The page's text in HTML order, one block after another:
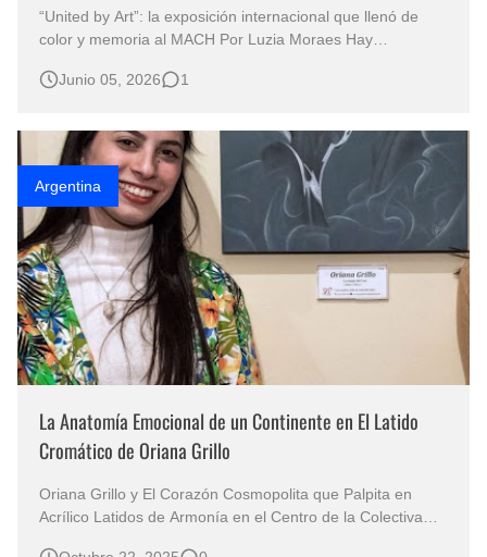
“United by Art”: la exposición internacional que llenó de
color y memoria al MACH Por Luzia Moraes Hay
cambio, se sienten como una conversación pendiente
por el Arte” pertenece a esta …
Junio 05, 2026 1
Argentina
La Anatomía Emocional de un Continente en El Latido
Cromático de Oriana Grillo
Oriana Grillo y El Corazón Cosmopolita que Palpita en
Acrílico Latidos de Armonía en el Centro de la Colectiva